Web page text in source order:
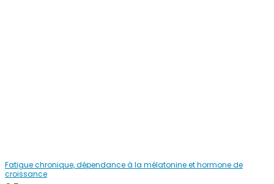
Fatigue chronique, dépendance à la mélatonine et hormone de
croissance